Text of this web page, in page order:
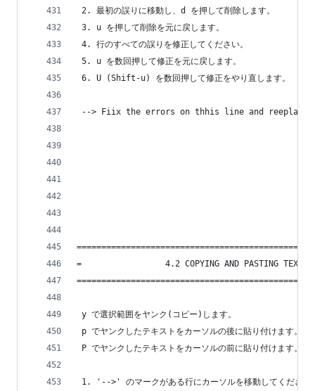
2. 最初の誤りに移動し、d を押して削除します。
3. u を押して削除を元に戻します。
4. 行のすべての誤りを修正してください。
5. u を数回押して修正を元に戻します。
6. U (Shift-u) を数回押して修正をやり直します。
--> Fiix the errors on thhis line and reeplace
=                 4.2 COPYING AND PASTING
y で選択範囲をヤンク(コピー)します。
p でヤンクしたテキストをカーソルの後に貼り付けます。
P でヤンクしたテキストをカーソルの前に貼り付けます。
1. '-->' のマークがある行にカーソルを移動してください